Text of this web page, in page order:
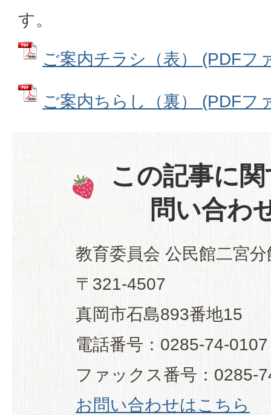
す。
ご案内チラシ（表） (PDFフ
ご案内ちらし（裏） (PDFフ
この記事に
問い合わ
教育委員会 公民館二宮分
〒321-4507
真岡市石島893番地15
電話番号：0285-74-0107
ファックス番号：0285-
お問い合わせはこちら